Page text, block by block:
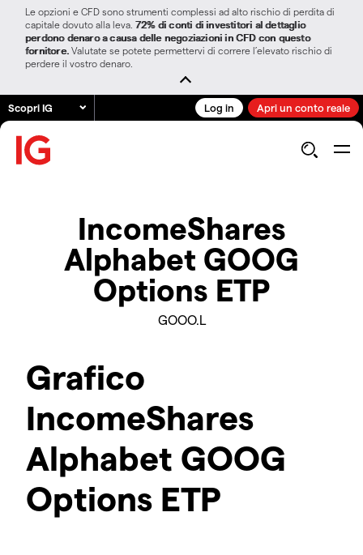
Le opzioni e CFD sono strumenti complessi ad alto rischio di perdita di
capitale dovuto alla leva. 72% di conti di investitori al dettaglio
perdono denaro a causa delle negoziazioni in CFD con questo
fornitore. Valutate se potete permettervi di correre l’elevato rischio di
perdere il vostro denaro.
Scopri IG Log in Apri un conto reale
IncomeShares
Alphabet GOOG
Options ETP
GOOO.L
Grafico
IncomeShares
Alphabet GOOG
Options ETP